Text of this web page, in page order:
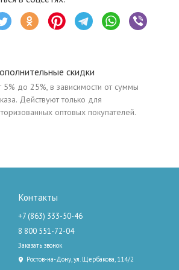
скидки
5% до 25%, в зависимости от суммы
Действуют только для
оптовых покупателей.
Контакты
+7 (863) 333-50-46
8 800 551-72-04
Заказать звонок
Ростов-на-Дону, ул. Щербакова, 114/2